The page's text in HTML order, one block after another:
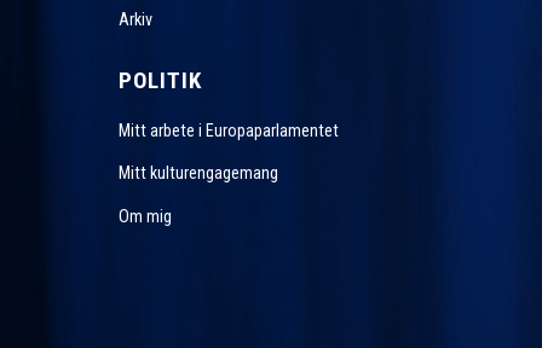
Arkiv
POLITIK
Mitt arbete i Europaparlamentet
Mitt kulturengagemang
Om mig